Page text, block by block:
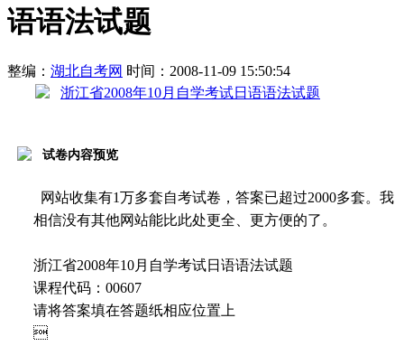
语语法试题
整编： 湖北自考网 时间：2008-11-09 15:50:54
浙江省2008年10月自学考试日语语法试题
试卷内容预览
网站收集有1万多套自考试卷，答案已超过2000多套。我
相信没有其他网站能比此处更全、更方便的了。
浙江省2008年10月自学考试日语语法试题
课程代码：00607
请将答案填在答题纸相应位置上
